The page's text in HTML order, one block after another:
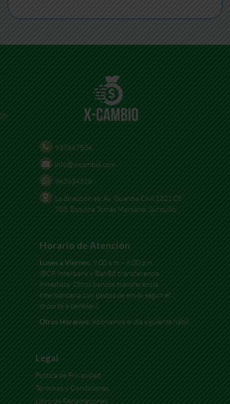
937667504
info@x-cambio.com
963934318
La dirección es: Av. Guardia Civil 1321 Of
703, Esquina Tomás Marsano, Surquillo
Horario de Atención
Lunes a Viernes: 9:00 a.m – 6:00 p.m.
(BCP, Interbank y BanBif transferencia
inmediata. Otros bancos transferencia
interbancaria con gastos de envío según el
importe a cambiar.)
Otros Horarios: Abonamos el día siguiente hábil
Legal
Política de Privacidad
Términos y Condiciones
Libro de Reclamaciones